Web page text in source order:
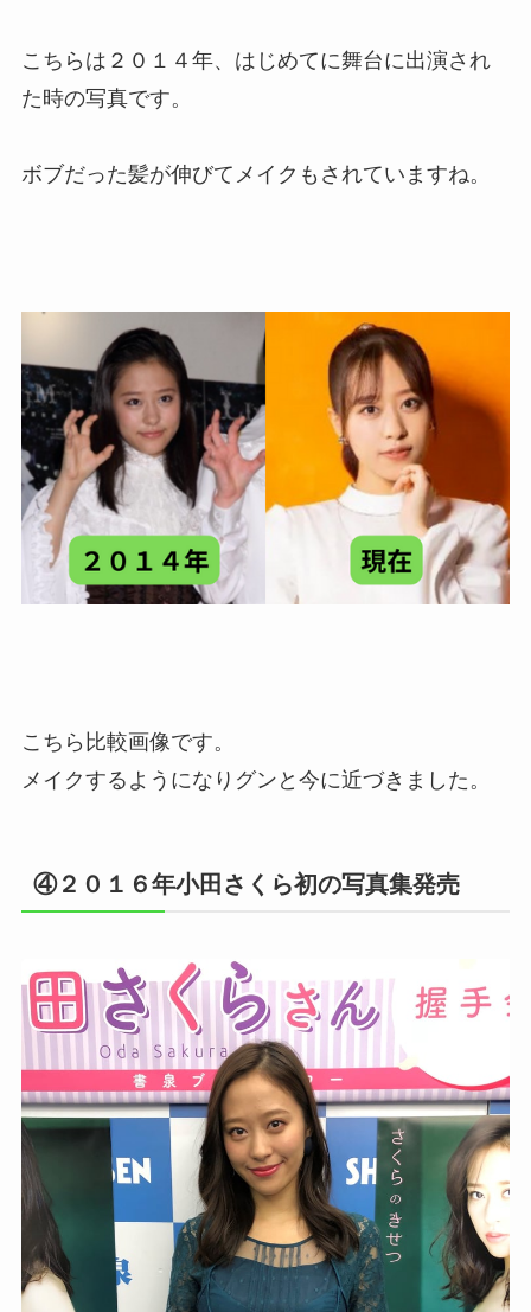
こちらは２０１４年、はじめてに舞台に出演され
た時の写真です。
ボブだった髪が伸びてメイクもされていますね。
こちら比較画像です。
メイクするようになりグンと今に近づきました。
④２０１６年小田さくら初の写真集発売